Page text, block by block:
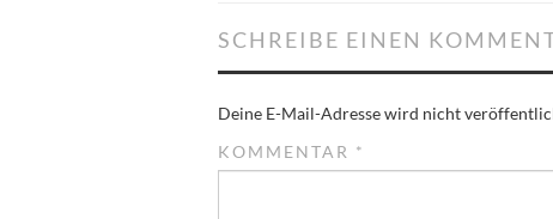
SCHREIBE EINEN
Deine E-Mail-Adresse wird nicht
KOMMENTAR *